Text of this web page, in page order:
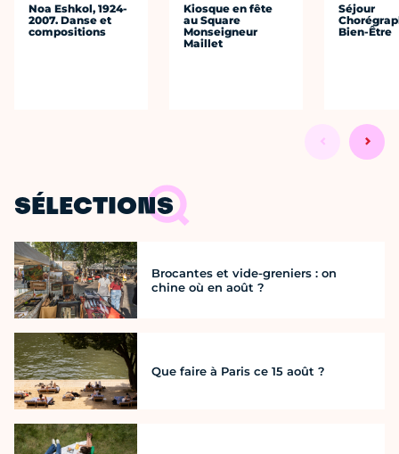
Noa Eshkol, 1924-
2007. Danse et
compositions
Kiosque en fête
au Square
Monseigneur
Maillet
Séjour
Bien-Être
SÉLECTIONS
Brocantes et vide-greniers : on
chine où en août ?
Que faire à Paris ce 15 août ?